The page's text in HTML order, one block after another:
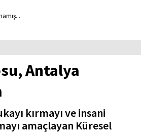
Antalya
kırmayı ve insani
amaçlayan Küresel